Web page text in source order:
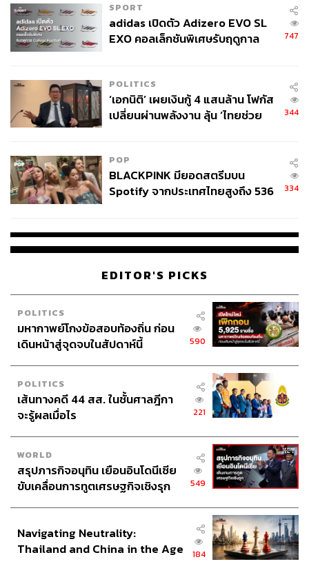
สามารถติดตาม THE STANDARD WEALTH
ผ่านแอปพลิเคชันต่างๆ ที่คุณสะดวกหรือใช้งานอยู่แล้วได้เลย
TAGS: การลงทุน การเงิน
ABOUT THE AUTHOR
ศนิชา ละครพล
SPORT
adidas เปิดตัว Adizero EVO SL
EXO คอลเล็กชันพิเศษรับฤดูกาล
747
POLITICS
‘เอกนิติ’ เผยเงินกู้ 4 แสนล้าน โฟกัส
เปลี่ยนผ่านพลังงาน ลุ้น ‘ไทยช่วย
344
POP
BLACKPINK มียอดสตรีมบน
Spotify จากประเทศไทยสูงถึง 536
334
EDITOR'S PICKS
POLITICS
มหากาพย์โกงข้อสอบท้องถิ่น ก่อน
เดินหน้าสู่จุดจบในสัปดาห์นี้
590
POLITICS
เส้นทางคดี 44 สส. ในชั้นศาลฎีกา
จะรู้ผลเมื่อไร
221
WORLD
สรุปภารกิจอนุทิน เยือนอินโดนีเซีย
ขับเคลื่อนการทูตเศรษฐกิจเชิงรุก
549
Navigating Neutrality:
Thailand and China in the Age
184